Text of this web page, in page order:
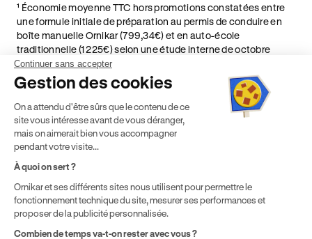
¹ Économie moyenne TTC hors promotions constatées entre
une formule initiale de préparation au permis de conduire en
boîte manuelle Ornikar (799,34€) et en auto-école
traditionnelle (1 225€) selon une étude interne de octobre
2024. Étude menée sur le marché des auto-écoles situées en
France métropolitaine & en outre-mer.
² Le prix de référence auquel est appliqué cette réduction
dépend de la zone géographique dans laquelle vous souhaitez
effectuer vos heures de conduite conformément à l'Article 6
de nos Conditions Générales de Vente
⁵ Montant du financement CPF variable selon les droits acquis
par chaque bénéficiaire. Exemple donné pour un titulaire
solde disponible sur le Compte Personnel de Formation et du
prix de la formation choisie.
Continuer sans accepter
Gestion des cookies
On a attendu d'être sûrs que le contenu de ce
site vous intéresse avant de vous déranger,
mais on aimerait bien vous accompagner
pendant votre visite...
À quoi on sert ?
Ornikar et ses différents sites nous utilisent pour permettre le
fonctionnement technique du site, mesurer ses performances et
proposer de la publicité personnalisée.
Combien de temps va-t-on rester avec vous ?